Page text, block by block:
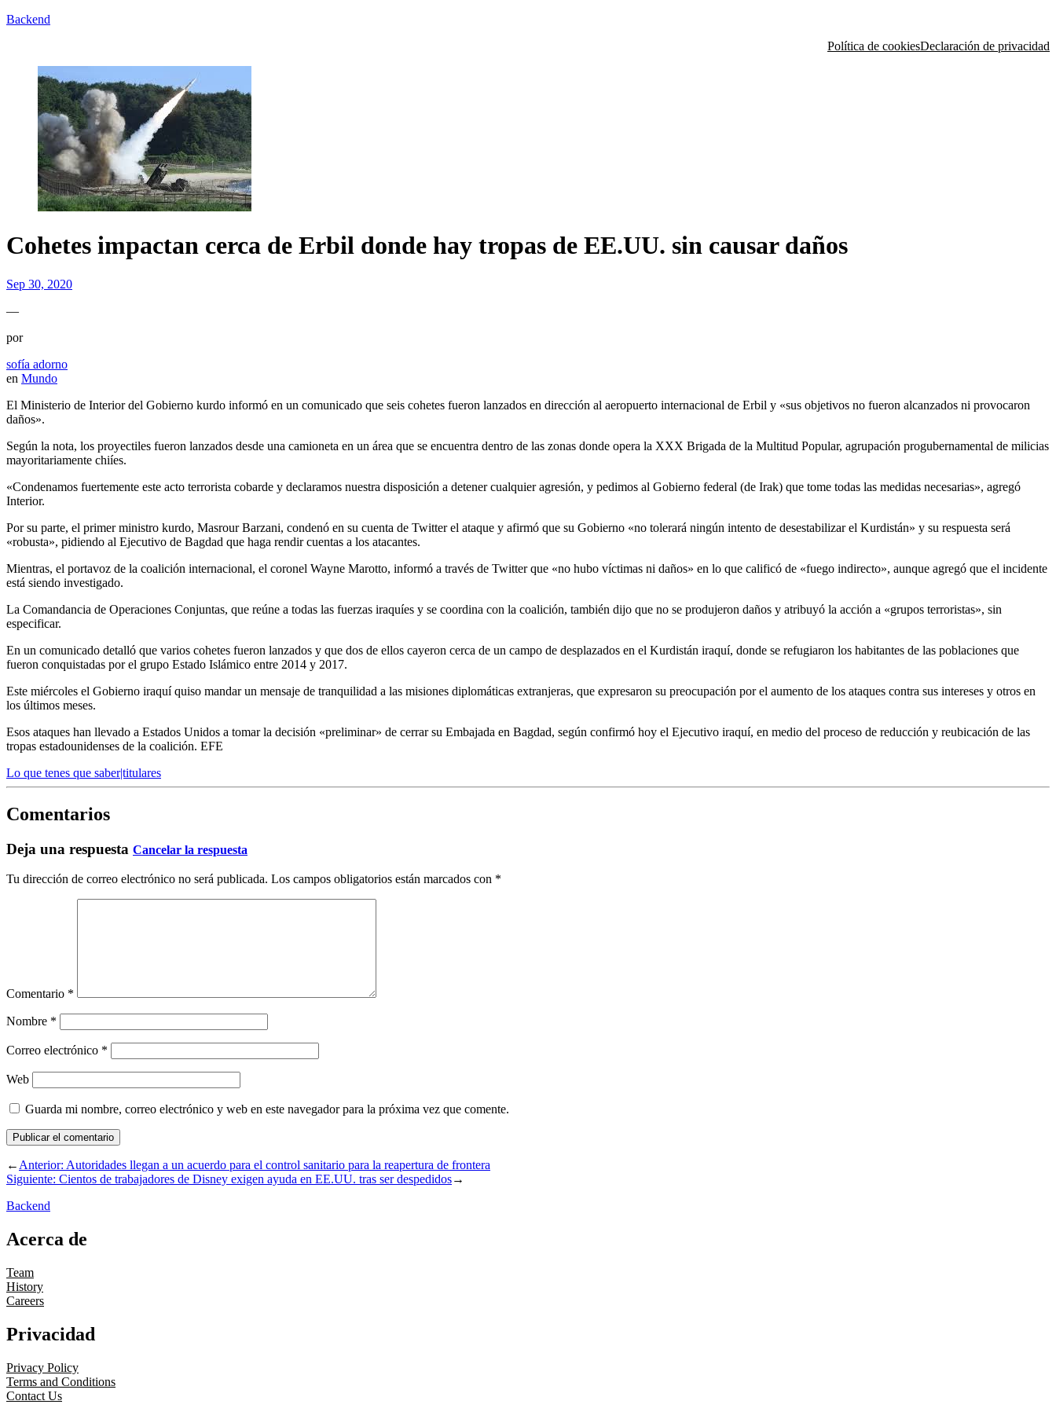
Backend
Política de cookiesDeclaración de privacidad
Cohetes impactan cerca de Erbil donde hay tropas de EE.UU. sin causar daños
Sep 30, 2020
—
por
sofía adorno
en Mundo
El Ministerio de Interior del Gobierno kurdo informó en un comunicado que seis cohetes fueron lanzados en dirección al aeropuerto internacional de Erbil y «sus objetivos no fueron alcanzados ni provocaron
daños».
Según la nota, los proyectiles fueron lanzados desde una camioneta en un área que se encuentra dentro de las zonas donde opera la XXX Brigada de la Multitud Popular, agrupación progubernamental de milicias
mayoritariamente chiíes.
«Condenamos fuertemente este acto terrorista cobarde y declaramos nuestra disposición a detener cualquier agresión, y pedimos al Gobierno federal (de Irak) que tome todas las medidas necesarias», agregó
Interior.
Por su parte, el primer ministro kurdo, Masrour Barzani, condenó en su cuenta de Twitter el ataque y afirmó que su Gobierno «no tolerará ningún intento de desestabilizar el Kurdistán» y su respuesta será
«robusta», pidiendo al Ejecutivo de Bagdad que haga rendir cuentas a los atacantes.
Mientras, el portavoz de la coalición internacional, el coronel Wayne Marotto, informó a través de Twitter que «no hubo víctimas ni daños» en lo que calificó de «fuego indirecto», aunque agregó que el incidente
está siendo investigado.
La Comandancia de Operaciones Conjuntas, que reúne a todas las fuerzas iraquíes y se coordina con la coalición, también dijo que no se produjeron daños y atribuyó la acción a «grupos terroristas», sin
especificar.
En un comunicado detalló que varios cohetes fueron lanzados y que dos de ellos cayeron cerca de un campo de desplazados en el Kurdistán iraquí, donde se refugiaron los habitantes de las poblaciones que
fueron conquistadas por el grupo Estado Islámico entre 2014 y 2017.
Este miércoles el Gobierno iraquí quiso mandar un mensaje de tranquilidad a las misiones diplomáticas extranjeras, que expresaron su preocupación por el aumento de los ataques contra sus intereses y otros en
los últimos meses.
Esos ataques han llevado a Estados Unidos a tomar la decisión «preliminar» de cerrar su Embajada en Bagdad, según confirmó hoy el Ejecutivo iraquí, en medio del proceso de reducción y reubicación de las
tropas estadounidenses de la coalición. EFE
Lo que tenes que saber|titulares
Comentarios
Deja una respuesta Cancelar la respuesta
Tu dirección de correo electrónico no será publicada. Los campos obligatorios están marcados con *
Comentario *
Nombre *
Correo electrónico *
Web
Guarda mi nombre, correo electrónico y web en este navegador para la próxima vez que comente.
←Anterior: Autoridades llegan a un acuerdo para el control sanitario para la reapertura de frontera
Siguiente: Cientos de trabajadores de Disney exigen ayuda en EE.UU. tras ser despedidos→
Backend
Acerca de
Team
History
Careers
Privacidad
Privacy Policy
Terms and Conditions
Contact Us